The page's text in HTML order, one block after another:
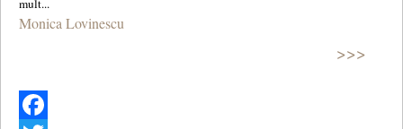
Monica Lovinescu
>>>